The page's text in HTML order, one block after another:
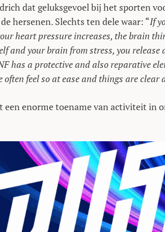
dat geluksgevoel bij het sporten
hersenen. Slechts ten dele waar: “If
heart pressure increases, the brain
and your brain from stress, you release
has a protective and also reparative
often feel so at ease and things are
enorme toename van activiteit in